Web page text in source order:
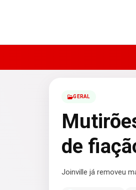
GERAL
de
Joinville já removeu